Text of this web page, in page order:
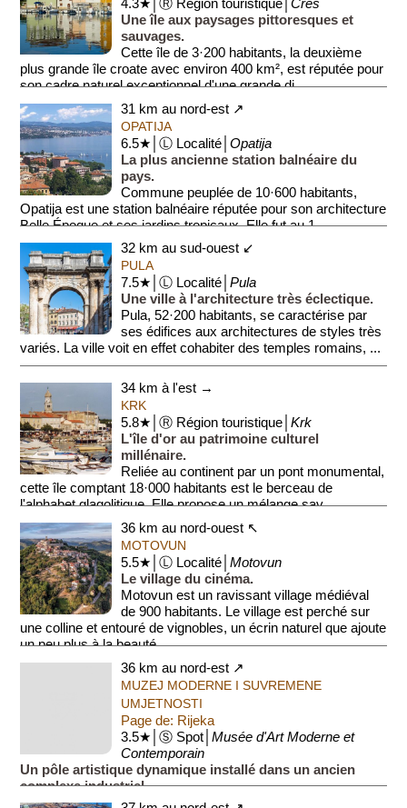
4.3★│Ⓡ Région touristique│Cres
Une île aux paysages pittoresques et
sauvages.
Cette île de 3·200 habitants, la deuxième
plus grande île croate avec environ 400 km², est réputée pour
son cadre naturel exceptionnel d'une grande di...
31 km au nord-est ↗
OPATIJA
6.5★│Ⓛ Localité│Opatija
La plus ancienne station balnéaire du
pays.
Commune peuplée de 10·600 habitants,
Opatija est une station balnéaire réputée pour son architecture
Belle Époque et ses jardins tropicaux. Elle fut au 1...
32 km au sud-ouest ↙
PULA
7.5★│Ⓛ Localité│Pula
Une ville à l'architecture très éclectique.
Pula, 52·200 habitants, se caractérise par
ses édifices aux architectures de styles très
variés. La ville voit en effet cohabiter des temples romains, ...
34 km à l'est →
KRK
5.8★│Ⓡ Région touristique│Krk
L'île d'or au patrimoine culturel
millénaire.
Reliée au continent par un pont monumental,
cette île comptant 18·000 habitants est le berceau de
l'alphabet glagolitique. Elle propose un mélange sav...
36 km au nord-ouest ↖
MOTOVUN
5.5★│Ⓛ Localité│Motovun
Le village du cinéma.
Motovun est un ravissant village médiéval
de 900 habitants. Le village est perché sur
une colline et entouré de vignobles, un écrin naturel que ajoute
un peu plus à la beauté ...
36 km au nord-est ↗
MUZEJ MODERNE I SUVREMENE
UMJETNOSTI
Page de: Rijeka
3.5★│Ⓢ Spot│Musée d'Art Moderne et
Contemporain
Un pôle artistique dynamique installé dans un ancien
complexe industriel.
Situé dans le quartier créatif (Art Kvart), ce musée expose les